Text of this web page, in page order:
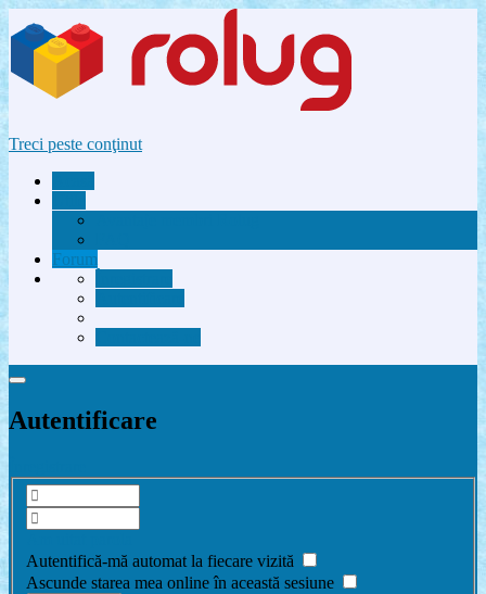
Treci peste conţinut
Forum
Autentificare
Autentifică-mă automat la fiecare vizită
Ascunde starea mea online în această sesiune